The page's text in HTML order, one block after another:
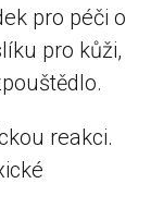
pro péči o
pro kůži,
reakci.